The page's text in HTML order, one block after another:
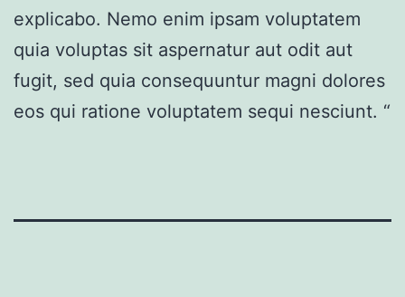
explicabo. Nemo enim ipsam voluptatem
quia voluptas sit aspernatur aut odit aut
fugit, sed quia consequuntur magni dolores
eos qui ratione voluptatem sequi nesciunt. “